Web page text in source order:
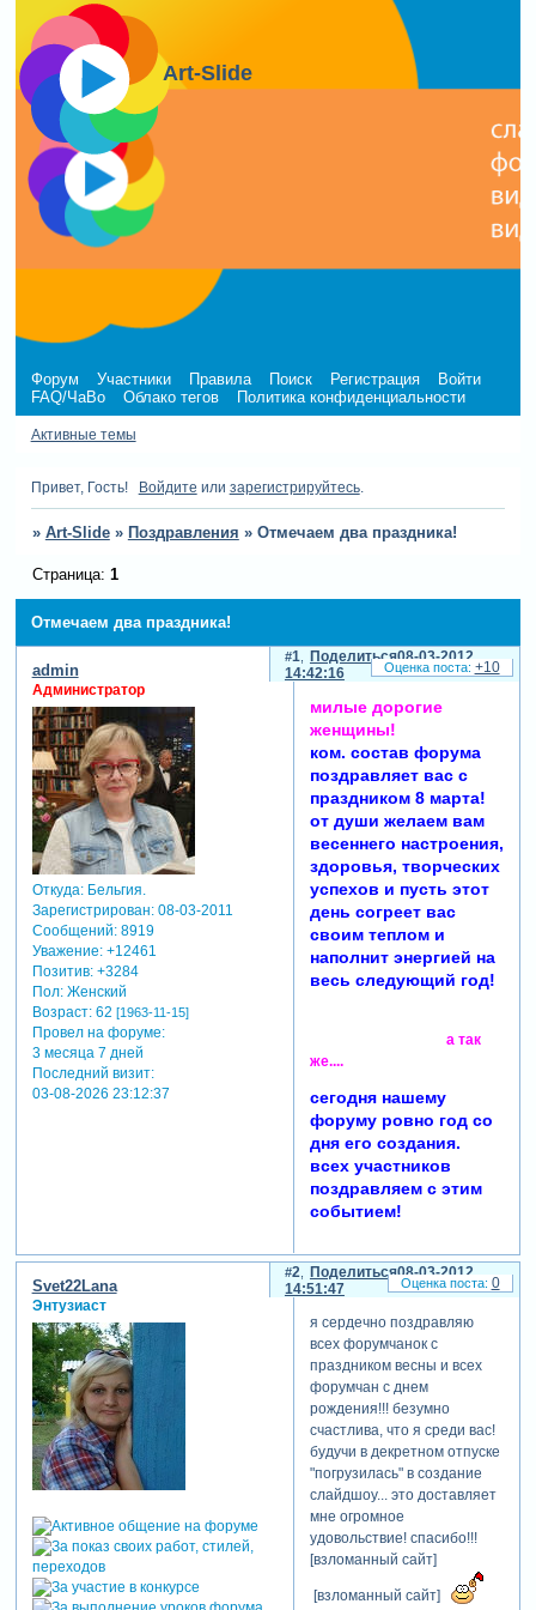
Art-Slide
Форум Участники Правила Поиск Регистрация
Войти
FAQ/ЧаВо
Облако тегов Политика конфиденциальности
Активные темы
Привет, Гость! Войдите или зарегистрируйтесь.
» Art-Slide » Поздравления » Отмечаем два праздника!
Отмечаем два праздника!
Страница: 1
Поделиться
1
08-03-2012
14:42:16
admin
Администратор
Откуда:Бельгия.
Зарегистрирован: 08-03-2011
Сообщений:8919
Уважение: +12461
Позитив: +3284
Пол:Женский
Возраст:62 [1963-11-15]
Провел на форуме:
3 месяца 7 дней
Последний визит:
03-08-2026 23:12:37
милые дорогие
женщины!
ком. состав форума
поздравляет вас с
праздником 8 марта!
от души желаем вам
весеннего настроения,
здоровья, творческих
успехов и пусть этот
день согреет вас
своим теплом и
наполнит энергией на
весь следующий год!
а так
же....
сегодня нашему
форуму ровно год со
дня его создания.
всех участников
поздравляем с этим
событием!
+10
Поделиться
2
08-03-2012
14:51:47
Svet22Lana
Энтузиаст
я сердечно поздравляю
всех форумчанок с
праздником весны и всех
форумчан с днем
рождения!!! безумно
счастлива, что я среди вас!
будучи в декретном отпуске
"погрузилась" в создание
слайдшоу... это доставляет
мне огромное
удовольствие! спасибо!!!
[взломанный сайт]
[взломанный сайт]
0